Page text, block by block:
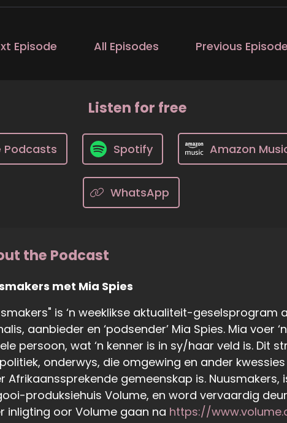
Episode All Episodes Previous Episode
Listen for free
Podcasts Spotify Amazon
WhatsApp
the Podcast
met Mia Spies
is ‘n weeklikse aktualiteit-
aanbieder en ‘podsender’ Mia Spies. Mia voer
persoon, wat ‘n kenner is in sy/haar veld is. Dit
onderwys, die omgewing en ander
Afrikaanssprekende gemeenskap is. Nuusmakers,
produksiehuis Volume, en word vervaardig deur
inligting oor Volume gaan na https://